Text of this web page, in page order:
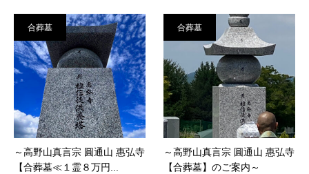
合葬墓
～高野山真言宗 圓通山 惠弘寺
【合葬墓≪１霊８万円...
合葬墓
～高野山真言宗 圓通山 惠弘寺
【合葬墓】のご案内～